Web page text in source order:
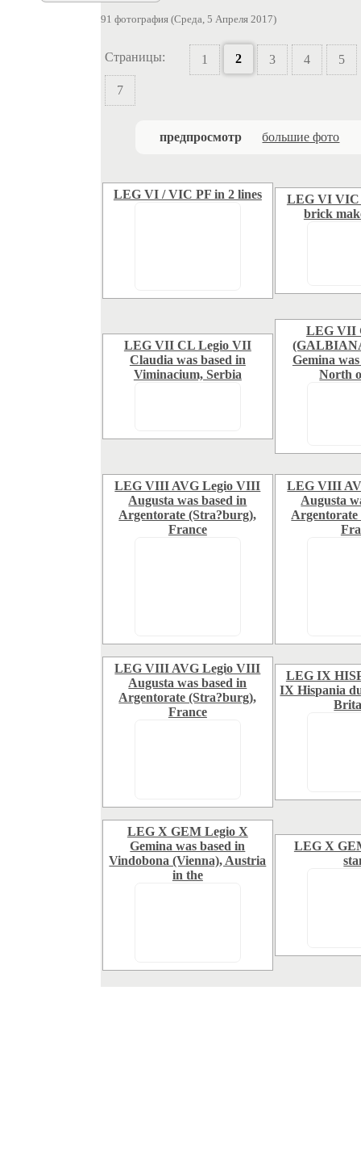
91 фотография (Среда, 5 Апреля 2017)
Страницы: 1 2 3 4 5
7
предпросмотр большие фото
LEG VI / VIC PF in 2 lines
LEG VI VIC
brick
LEG VII CL Legio VII
Claudia was based in
Viminacium, Serbia
LEG VII
Gemina
North
LEG VIII AVG Legio VIII
Augusta was based in
Argentorate (Stra?burg),
France
LEG VIII
Augusta
LEG VIII AVG Legio VIII
Augusta was based in
Argentorate (Stra?burg),
France
LEG IX
IX Hispania
LEG X GEM Legio X
Gemina was based in
Vindobona (Vienna), Austria
in the
LEG X